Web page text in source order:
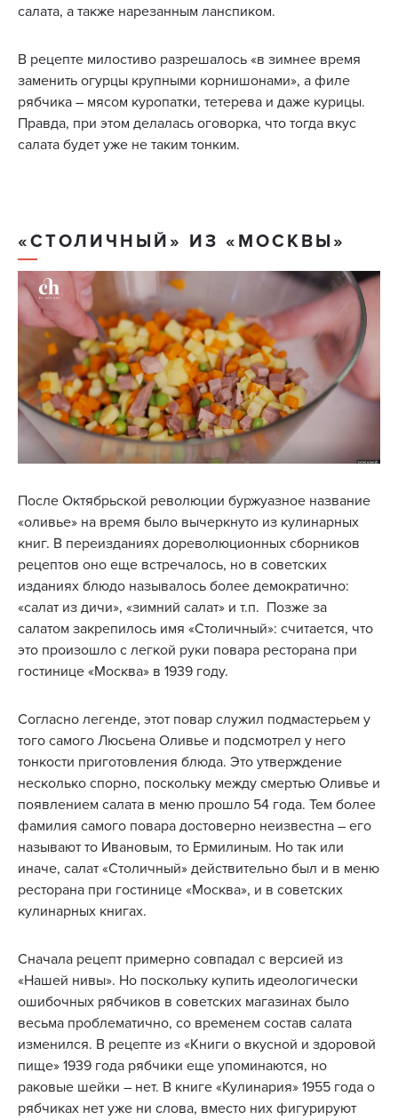
салата, а также нарезанным ланспиком.
В рецепте милостиво разрешалось «в зимнее время
заменить огурцы крупными корнишонами», а филе
рябчика – мясом куропатки, тетерева и даже курицы.
Правда, при этом делалась оговорка, что тогда вкус
салата будет уже не таким тонким.
«СТОЛИЧНЫЙ» ИЗ «МОСКВЫ»
После Октябрьской революции буржуазное название
«оливье» на время было вычеркнуто из кулинарных
книг. В переизданиях дореволюционных сборников
рецептов оно еще встречалось, но в советских
изданиях блюдо называлось более демократично:
«салат из дичи», «зимний салат» и т.п. Позже за
салатом закрепилось имя «Столичный»: считается, что
это произошло с легкой руки повара ресторана при
гостинице «Москва» в 1939 году.
Согласно легенде, этот повар служил подмастерьем у
того самого Люсьена Оливье и подсмотрел у него
тонкости приготовления блюда. Это утверждение
несколько спорно, поскольку между смертью Оливье и
появлением салата в меню прошло 54 года. Тем более
фамилия самого повара достоверно неизвестна – его
называют то Ивановым, то Ермилиным. Но так или
иначе, салат «Столичный» действительно был и в меню
ресторана при гостинице «Москва», и в советских
кулинарных книгах.
Сначала рецепт примерно совпадал с версией из
«Нашей нивы». Но поскольку купить идеологически
ошибочных рябчиков в советских магазинах было
весьма проблематично, со временем состав салата
изменился. В рецепте из «Книги о вкусной и здоровой
пище» 1939 года рябчики еще упоминаются, но
раковые шейки – нет. В книге «Кулинария» 1955 года о
рябчиках нет уже ни слова, вместо них фигурируют